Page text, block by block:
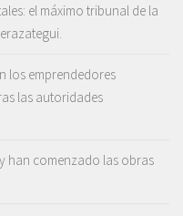
el máximo tribunal de la
los emprendedores
las autoridades
han comenzado las obras